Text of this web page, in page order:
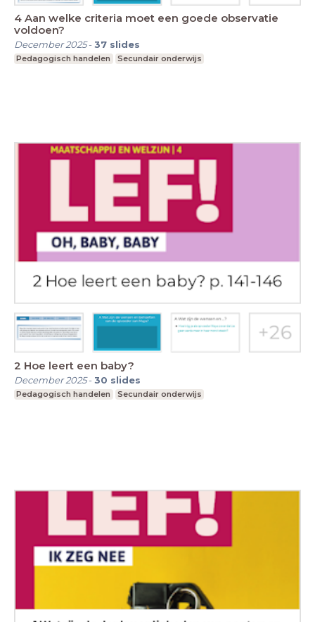
4 Aan welke criteria moet een goede observatie
voldoen?
December 2025-37 slides
Pedagogisch handelen Secundair onderwijs
2 Hoe leert een baby?
December 2025-30 slides
Pedagogisch handelen Secundair onderwijs